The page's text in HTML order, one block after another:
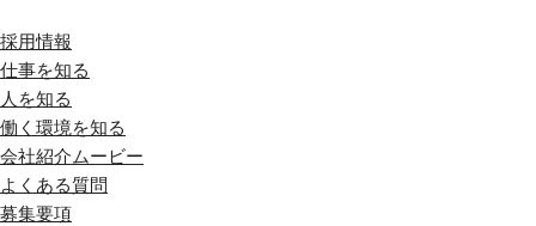
採用情報
仕事を知る
人を知る
働く環境を知る
会社紹介ムービー
よくある質問
募集要項